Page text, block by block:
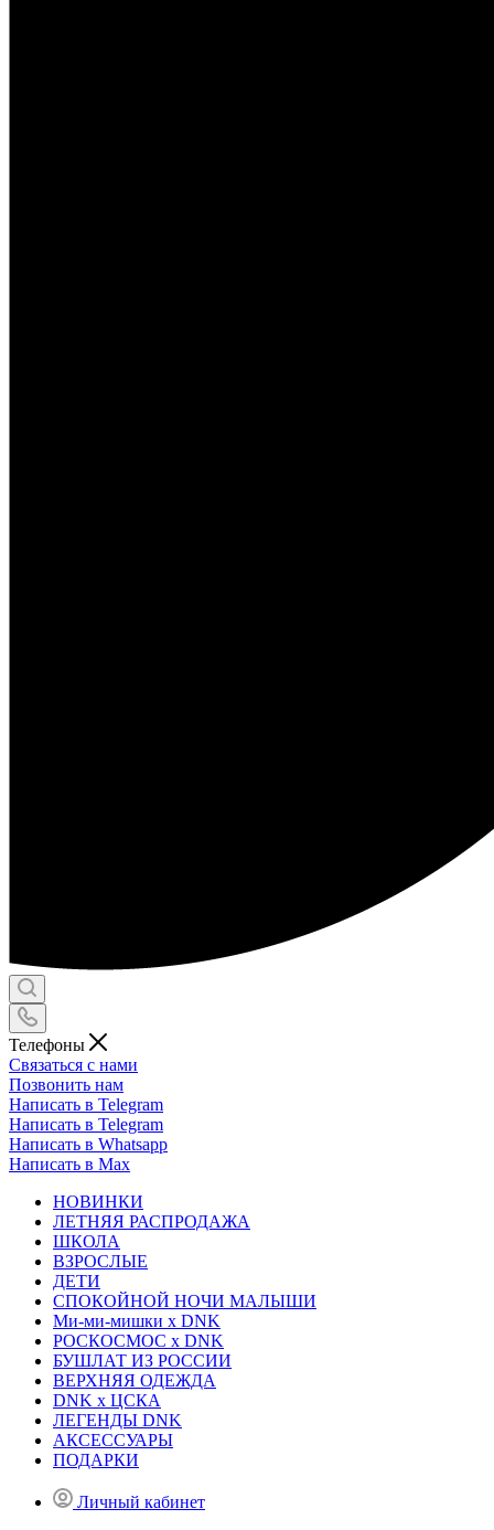
Телефоны
Связаться с нами
Позвонить нам
Написать в Telegram
Написать в Telegram
Написать в Whatsapp
Написать в Max
НОВИНКИ
ЛЕТНЯЯ РАСПРОДАЖА
ШКОЛА
ВЗРОСЛЫЕ
ДЕТИ
СПОКОЙНОЙ НОЧИ МАЛЫШИ
Ми-ми-мишки x DNK
РОСКОСМОС x DNK
БУШЛАТ ИЗ РОССИИ
ВЕРХНЯЯ ОДЕЖДА
DNK x ЦСКА
ЛЕГЕНДЫ DNK
АКСЕССУАРЫ
ПОДАРКИ
Личный кабинет